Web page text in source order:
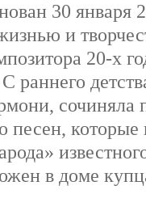
30 января
и
20-х
песен,
в доме